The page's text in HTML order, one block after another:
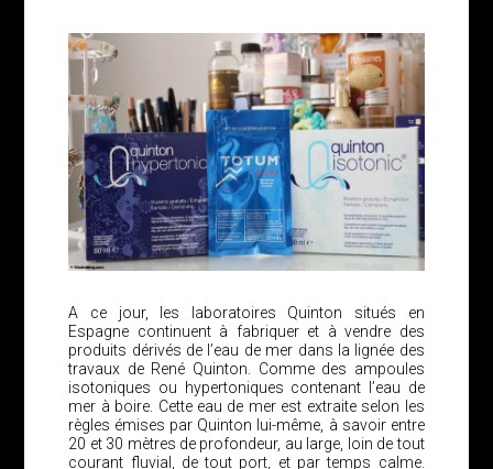
A ce jour, les laboratoires Quinton situés en
Espagne continuent à fabriquer et à vendre des
produits dérivés de l’eau de mer dans la lignée des
travaux de René Quinton. Comme des ampoules
isotoniques ou hypertoniques contenant l’eau de
mer à boire. Cette eau de mer est extraite selon les
règles émises par Quinton lui-même, à savoir entre
20 et 30 mètres de profondeur, au large, loin de tout
courant fluvial, de tout port, et par temps calme.